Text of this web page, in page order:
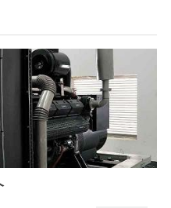
。公司柴油发
可定制普通